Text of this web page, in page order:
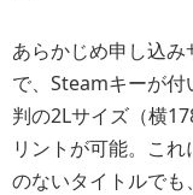
あらかじめ申し込
で、Steamキーが
判の2Lサイズ（横
リントが可能。こ
のないタイトルで